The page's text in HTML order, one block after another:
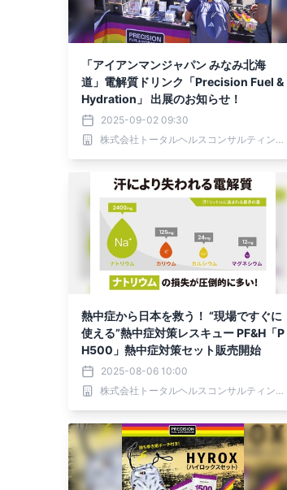
「アイアンマンジャパン みなみ北海
道」電解質ドリンク「Precision Fuel &
Hydration」 出展のお知らせ！
2025-09-02 09:30
株式会社トータルヘルスコンサルティング
熱中症から日本を救う！ “現場ですぐに
使える”熱中症対策レスキュー PF&H「P
H500」熱中症対策セット販売開始
2025-08-06 10:00
株式会社トータルヘルスコンサルティング